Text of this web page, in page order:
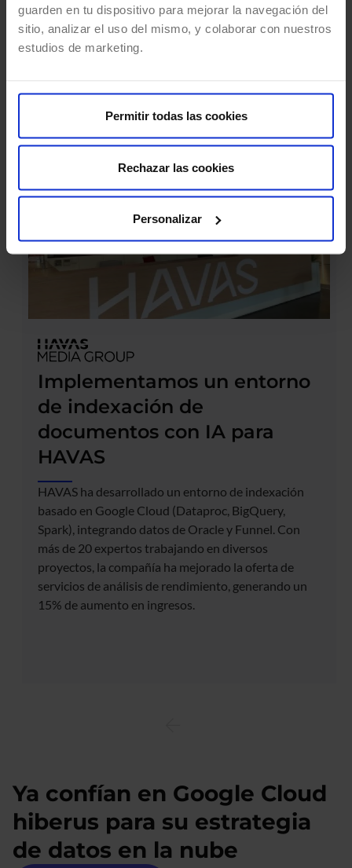
guarden en tu dispositivo para mejorar la navegación del
sitio, analizar el uso del mismo, y colaborar con nuestros
estudios de marketing.
Permitir todas las cookies
Personalizar
Rechazar las cookies
LAS COSAS
AQUÍ
Implementamos un entorno
de indexación de
documentos con IA para
HAVAS
HAVAS ha desarrollado un entorno de indexación
basado en Google Cloud (Dataproc, BigQuery,
Spark), integrando datos de Oracle y Funnel. Con
más de 20 expertos trabajando en diversos
proyectos, la compañía ha mejorado la oferta de
servicios de análisis de rendimiento, generando un
15% de aumento en ingresos.
Ya confían en Google Cloud
hiberus para su estrategia
de datos en la nube